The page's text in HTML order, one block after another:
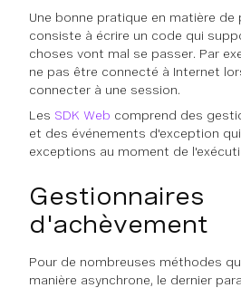
Une bonne pratique en matière
consiste à écrire un code qui
choses vont mal se passer. Par
ne pas être connecté à Internet
connecter à une session.
Les SDK Web comprend des
et des événements d'exception
exceptions au moment de
Gestionnaires
d'achèvement
Pour de nombreuses méthodes
manière asynchrone, le dernier